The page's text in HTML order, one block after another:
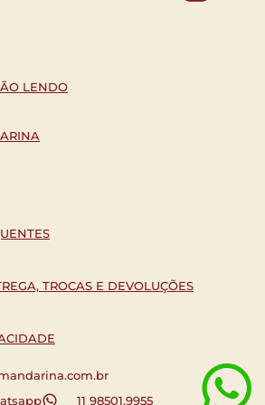
LENDO
TROCAS E DEVOLUÇÕES
11 98501.9955